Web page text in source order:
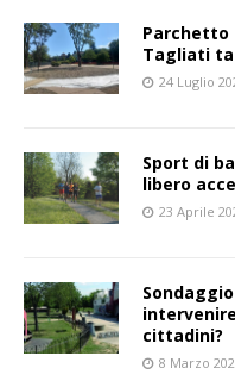
Parchetto
Tagliati
24 Luglio
Sport di
libero
23 Aprile
cittadini?
8 Marzo